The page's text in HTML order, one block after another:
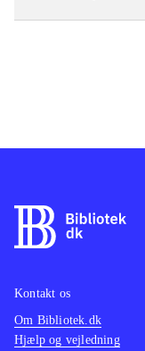
Kontakt os
Om Bibliotek.dk
Hjælp og vejledning